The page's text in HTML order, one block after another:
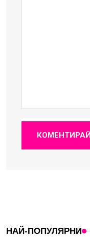
КОМЕНТИРАЙ
НАЙ-ПОПУЛЯРНИ